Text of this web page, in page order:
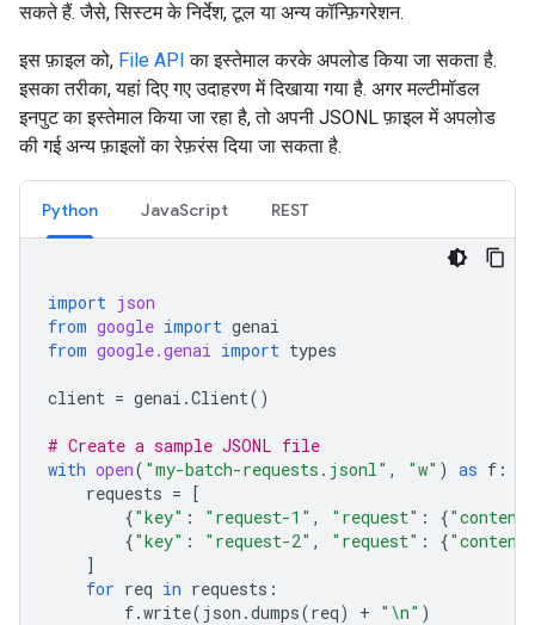
सकते हैं. जैसे, सिस्टम के निर्देश, टूल या अन्य कॉन्फ़िगरेशन.
इस फ़ाइल को, File API का इस्तेमाल करके अपलोड किया जा सकता है.
इसका तरीका, यहां दिए गए उदाहरण में दिखाया गया है. अगर मल्टीमॉडल
इनपुट का इस्तेमाल किया जा रहा है, तो अपनी JSONL फ़ाइल में अपलोड
की गई अन्य फ़ाइलों का रेफ़रंस दिया जा सकता है.
Python JavaScript REST
import json
from google import genai
from google.genai import types
client = genai .Client()
# Create a sample JSONL file
with open( "my-batch-requests.jsonl" , "w" ) as f :
requests = [
{"key" : "request-1" , "request" : {
{"key" : "request-2" , "request" : {
]
for req in requests :
f.write( json .dumps(req) + " \n" )